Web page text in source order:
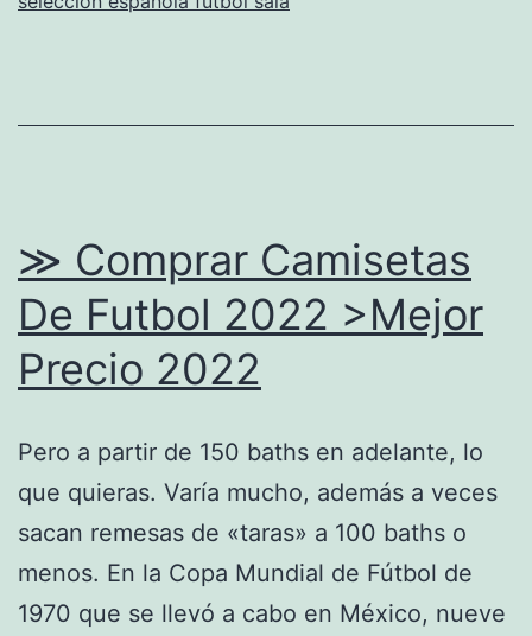
≫ Comprar Camisetas
De Futbol 2022 >Mejor
Precio 2022
Pero a partir de 150 baths en adelante, lo
que quieras. Varía mucho, además a veces
sacan remesas de «taras» a 100 baths o
menos. En la Copa Mundial de Fútbol de
1970 que se llevó a cabo en México, nueve